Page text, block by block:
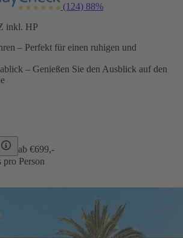
(124) 88%
inkl. HP
– Perfekt für einen ruhigen und
– Genießen Sie den Ausblick auf den
ab €699,-
pro Person